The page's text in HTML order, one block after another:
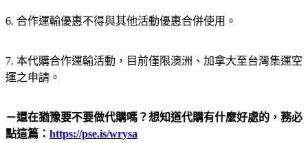
6. 合作運輸優惠不得與其他活動優惠合併使用。
7. 本代購合作運輸活動，目前僅限澳洲、加拿大至台灣集運空
運之申請。
－還在猶豫要不要做代購嗎？想知道代購有什麼好處的，務必
點這篇： https://pse.is/wrysa